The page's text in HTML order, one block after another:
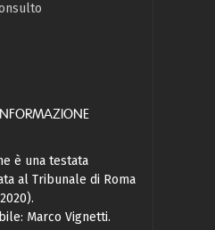
è una testata
al Tribunale di Roma
Marco Vignetti.